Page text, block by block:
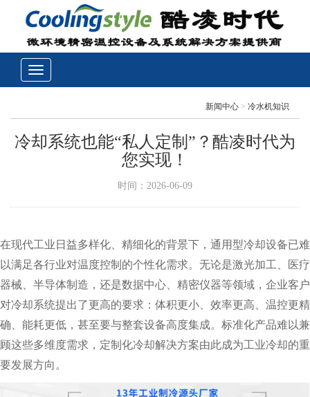
新闻中心 > 冷水机知识
冷却系统也能“私人定制”？酷凌时代为
您实现！
时间：2026-06-09
在现代工业日益多样化、精细化的背景下，通用型冷却设备已难
以满足各行业对温度控制的个性化需求。无论是激光加工、医疗
器械、半导体制造，还是数据中心、精密仪器等领域，企业客户
对冷却系统提出了更高的要求：体积更小、效率更高、温控更精
确、能耗更低，甚至要与整套设备高度集成。标准化产品难以兼
顾这些多维度需求，定制化冷却解决方案由此成为工业冷却的重
要发展方向。